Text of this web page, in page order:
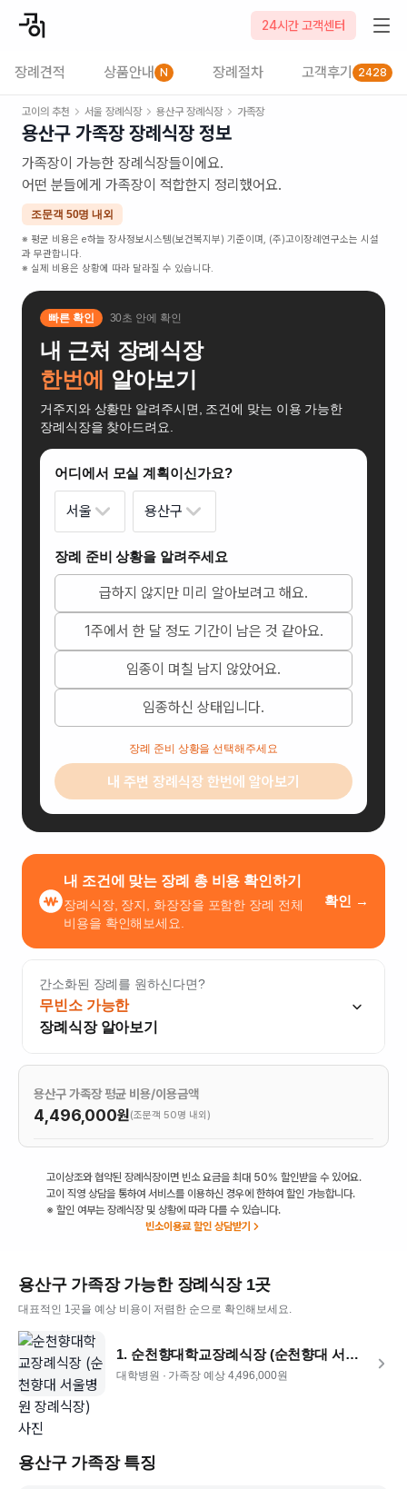
24시간 고객센터
장례견적 상품안내 N 장례절차 고객후기 2428
고이의 추천 서울 장례식장 용산구 장례식장 가족장
용산구 가족장 장례식장 정보
가족장이 가능한 장례식장들이에요.
어떤 분들에게 가족장이 적합한지 정리했어요.
조문객 50명 내외
※ 평균 비용은 e하늘 장사정보시스템(보건복지부) 기준이며, (주)고이장례연구소는 시설
과 무관합니다.
※ 실제 비용은 상황에 따라 달라질 수 있습니다.
빠른 확인 30초 안에 확인
내 근처 장례식장
한번에
알아보기
거주지와 상황만 알려주시면, 조건에 맞는 이용 가능한
장례식장을 찾아드려요.
어디에서 모실 계획이신가요?
서울 용산구
장례 준비 상황을 알려주세요
급하지 않지만 미리 알아보려고 해요.
1주에서 한 달 정도 기간이 남은 것 같아요.
임종이 며칠 남지 않았어요.
임종하신 상태입니다.
장례 준비 상황을 선택해주세요
내 주변 장례식장 한번에 알아보기
내 조건에 맞는 장례 총 비용 확인하기
장례식장, 장지, 화장장을 포함한 장례 전체
비용을 확인해보세요.
확인 →
간소화된 장례를 원하신다면?
무빈소 가능한
장례식장 알아보기
용산구 가족장 평균 비용/이용금액
4,496,000원(조문객 50명 내외)
고이상조와 협약된 장례식장이면 빈소 요금을 최대 50% 할인받을 수 있어요.
고이 직영 상담을 통하여 서비스를 이용하신 경우에 한하여 할인 가능합니다.
※ 할인 여부는 장례식장 및 상황에 따라 다를 수 있습니다.
빈소이용료 할인 상담받기
용산구 가족장가능한 장례식장 1곳
대표적인 1곳을 예상 비용이 저렴한 순으로 확인해보세요.
1. 순천향대학교장례식장 (순천향대 서울병원 장례식장)
대학병원 · 가족장 예상 4,496,000원
용산구 가족장특징